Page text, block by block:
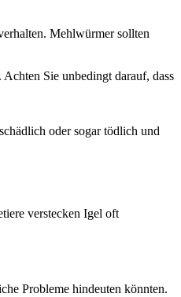
Mehlwürmer sollten
Sie unbedingt darauf, dass
oder sogar tödlich und
verstecken Igel oft
Probleme hindeuten könnten.